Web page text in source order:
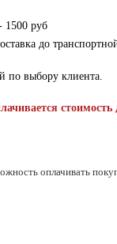
1500 руб
до
по выбору клиента.
стоимость
оплачивать